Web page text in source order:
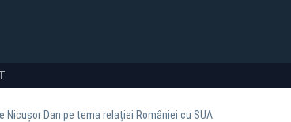
Nicușor Dan pe tema relației României cu SUA